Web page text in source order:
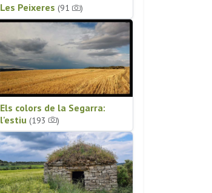
Les Peixeres (91 )
Els colors de la Segarra:
l'estiu (193 )